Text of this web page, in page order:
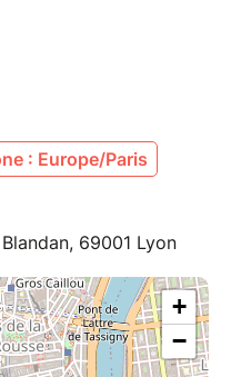
à chaque nouvelle
: Europe/Paris
69001 Lyon
+
−